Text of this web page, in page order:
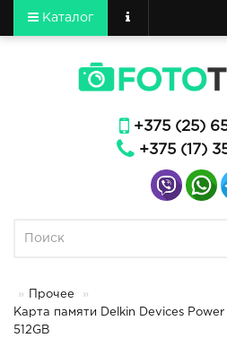
Каталог
+375 (25)
+375 (17)
Прочее
Карта памяти Delkin Devices Power
512GB